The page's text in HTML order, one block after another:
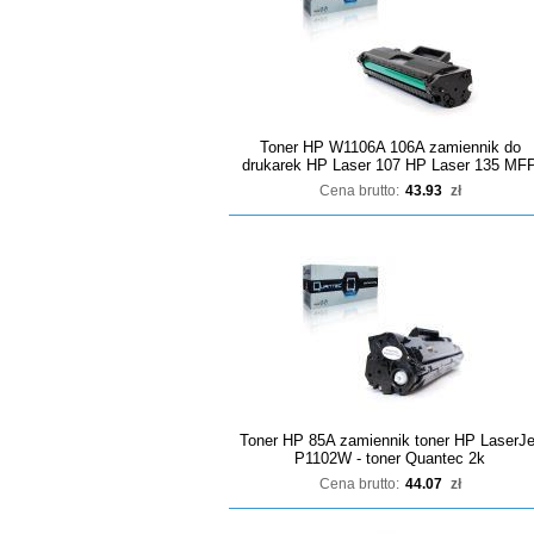
Toner HP W1106A 106A zamiennik do
drukarek HP Laser 107 HP Laser 135
Cena brutto: 43.93 zł
Toner HP 85A zamiennik toner HP
P1102W - toner Quantec 2k
Cena brutto: 44.07 zł